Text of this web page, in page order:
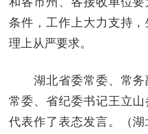
条件，工作上大力支持
理上从严要求。
湖北省委常委、常务
常委、省纪委书记王立
代表作了表态发言。（湖